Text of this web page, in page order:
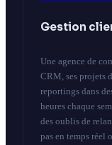
Gestion
Une agence de
CRM, ses projets
reportings dans
heures chaque
des oublis de
pas en temps réel